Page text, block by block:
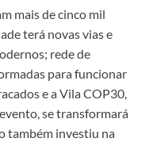
mais de cinco mil
terá novas vias e
rede de
para funcionar
e a Vila COP30,
se transformará
também investiu na